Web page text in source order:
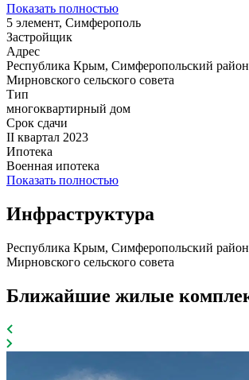
Показать полностью
5 элемент, Симферополь
Застройщик
Адрес
Республика Крым, Симферопольский
Мирновского сельского совета
Тип
многоквартирный дом
Срок сдачи
II квартал 2023
Ипотека
Военная ипотека
Показать полностью
Инфраструктура
Республика Крым, Симферопольский
Мирновского сельского совета
Ближайшие жилые